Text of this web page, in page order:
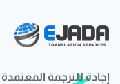
إجادة للترجمة المعتمدة